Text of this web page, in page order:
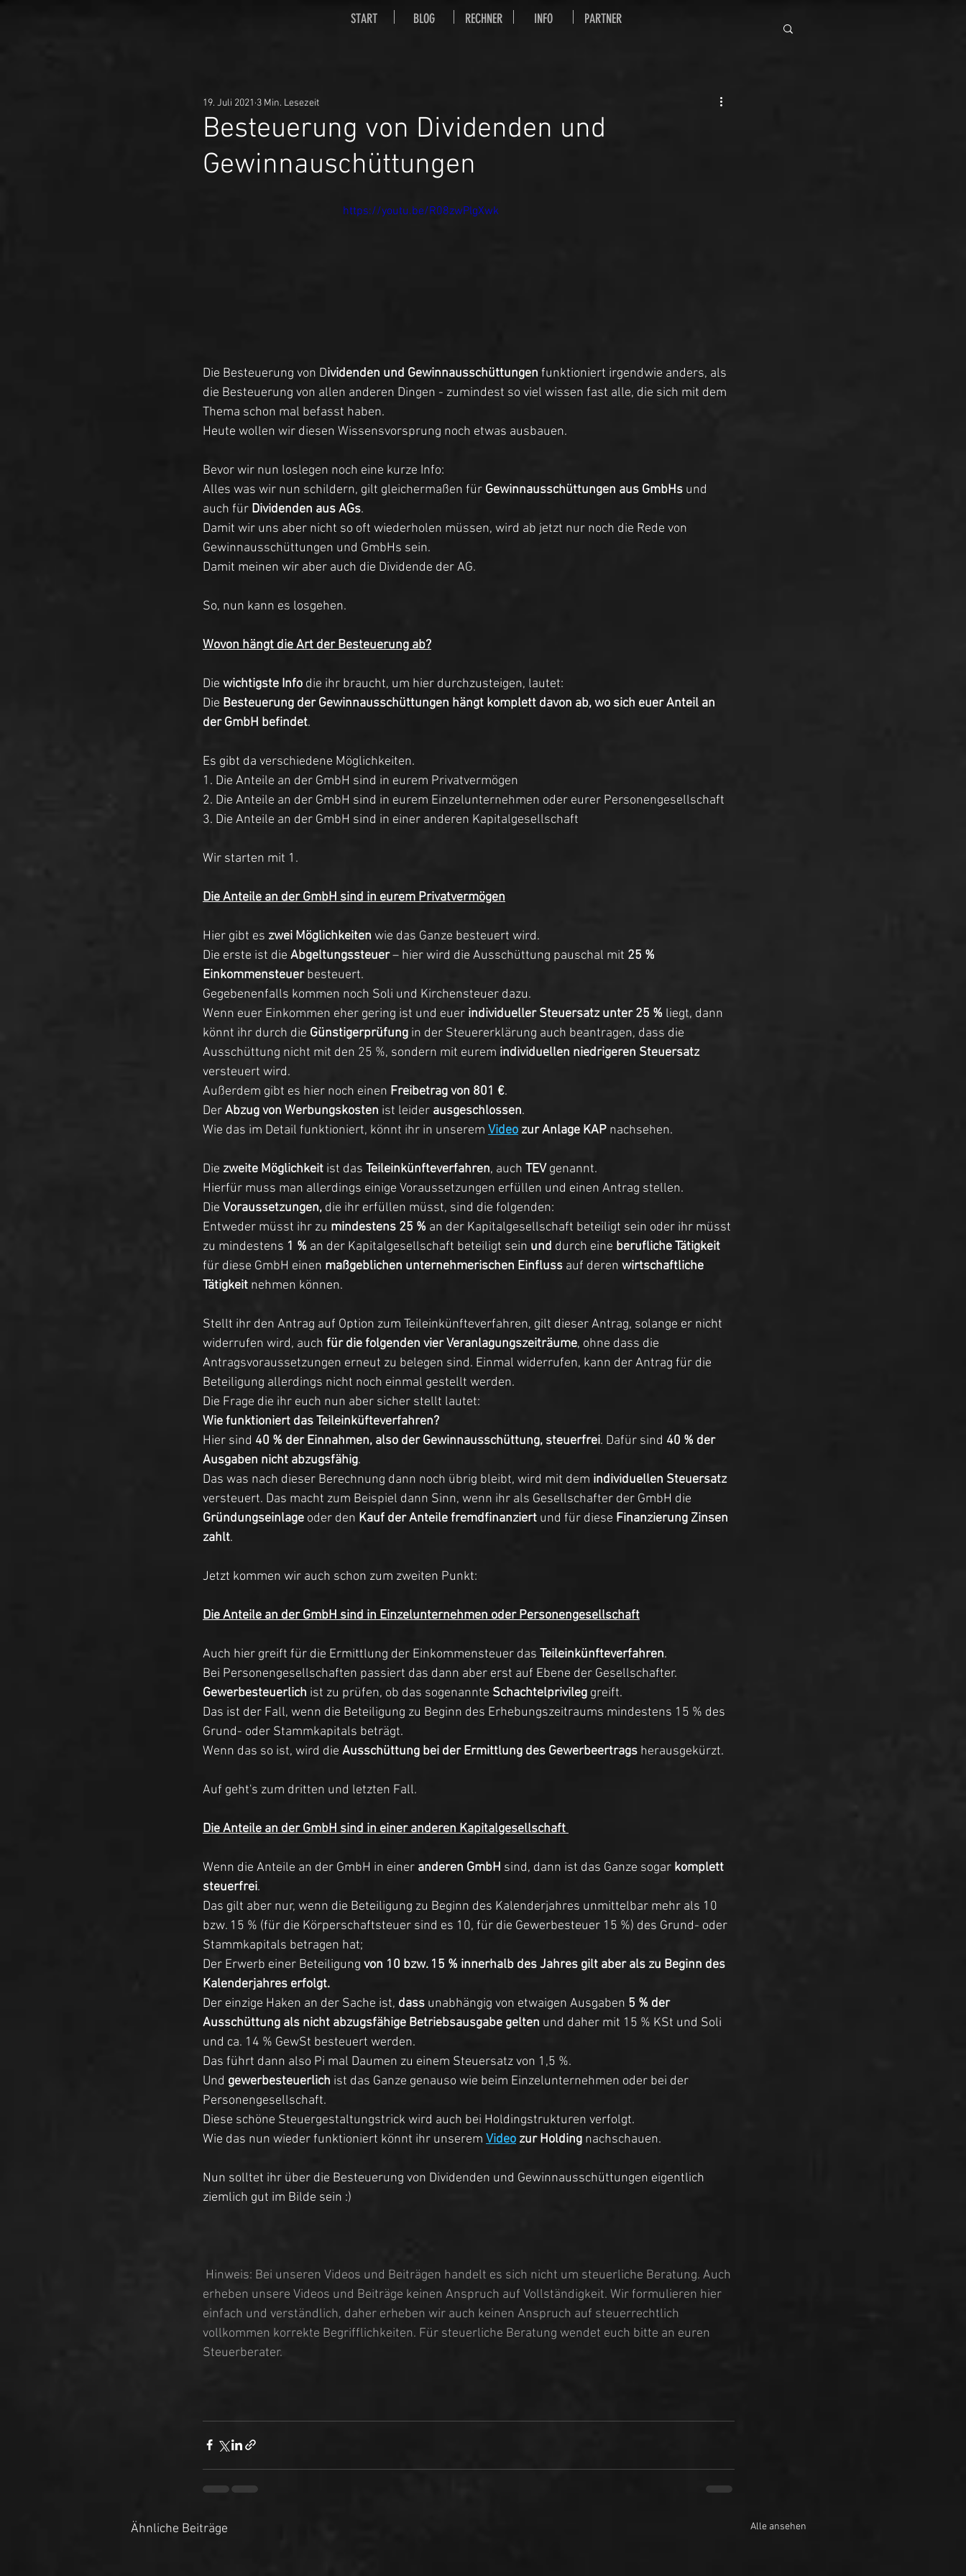
Besteuerung von Dividenden und
Gewinnauschüttungen
19. Juli 2021 3 Min. Lesezeit
https://youtu.be/R08zwPlgXwk
Die Besteuerung von Dividenden und Gewinnausschüttungen funktioniert irgendwie anders, als
die Besteuerung von allen anderen Dingen - zumindest so viel wissen fast alle, die sich mit dem
Thema schon mal befasst haben.
Heute wollen wir diesen Wissensvorsprung noch etwas ausbauen.
Bevor wir nun loslegen noch eine kurze Info:
Alles was wir nun schildern, gilt gleichermaßen für Gewinnausschüttungen aus GmbHs und
auch für Dividenden aus AGs.
Damit wir uns aber nicht so oft wiederholen müssen, wird ab jetzt nur noch die Rede von
Gewinnausschüttungen und GmbHs sein.
Damit meinen wir aber auch die Dividende der AG.
So, nun kann es losgehen.
Wovon hängt die Art der Besteuerung ab?
Die wichtigste Info die ihr braucht, um hier durchzusteigen, lautet:
Die Besteuerung der Gewinnausschüttungen hängt komplett davon ab, wo sich euer Anteil an
der GmbH befindet.
Es gibt da verschiedene Möglichkeiten.
1. Die Anteile an der GmbH sind in eurem Privatvermögen
2. Die Anteile an der GmbH sind in eurem Einzelunternehmen oder eurer Personengesellschaft
3. Die Anteile an der GmbH sind in einer anderen Kapitalgesellschaft
Wir starten mit 1.
Die Anteile an der GmbH sind in eurem Privatvermögen
Hier gibt es zwei Möglichkeiten wie das Ganze besteuert wird.
Die erste ist die Abgeltungssteuer – hier wird die Ausschüttung pauschal mit 25 %
Einkommensteuer besteuert.
Gegebenenfalls kommen noch Soli und Kirchensteuer dazu.
Wenn euer Einkommen eher gering ist und euer individueller Steuersatz unter 25 % liegt, dann
könnt ihr durch die Günstigerprüfung in der Steuererklärung auch beantragen, dass die
Ausschüttung nicht mit den 25 %, sondern mit eurem individuellen niedrigeren Steuersatz
versteuert wird.
Außerdem gibt es hier noch einen Freibetrag von 801 €.
Der Abzug von Werbungskosten ist leider ausgeschlossen.
Wie das im Detail funktioniert, könnt ihr in unserem Video zur Anlage KAP nachsehen.
Die zweite Möglichkeit ist das Teileinkünfteverfahren, auch TEV genannt.
Hierfür muss man allerdings einige Voraussetzungen erfüllen und einen Antrag stellen.
Die Voraussetzungen, die ihr erfüllen müsst, sind die folgenden:
Entweder müsst ihr zu mindestens 25 % an der Kapitalgesellschaft beteiligt sein oder ihr müsst
zu mindestens 1 % an der Kapitalgesellschaft beteiligt sein und durch eine berufliche Tätigkeit
für diese GmbH einen maßgeblichen unternehmerischen Einfluss auf deren wirtschaftliche
Tätigkeit nehmen können.
Stellt ihr den Antrag auf Option zum Teileinkünfteverfahren, gilt dieser Antrag, solange er nicht
widerrufen wird, auch für die folgenden vier Veranlagungszeiträume, ohne dass die
Antragsvoraussetzungen erneut zu belegen sind. Einmal widerrufen, kann der Antrag für die
Beteiligung allerdings nicht noch einmal gestellt werden.
Die Frage die ihr euch nun aber sicher stellt lautet:
Wie funktioniert das Teileinküfteverfahren?
Hier sind 40 % der Einnahmen, also der Gewinnausschüttung, steuerfrei. Dafür sind 40 % der
Ausgaben nicht abzugsfähig.
Das was nach dieser Berechnung dann noch übrig bleibt, wird mit dem individuellen Steuersatz
versteuert. Das macht zum Beispiel dann Sinn, wenn ihr als Gesellschafter der GmbH die
Gründungseinlage oder den Kauf der Anteile fremdfinanziert und für diese Finanzierung Zinsen
zahlt.
Jetzt kommen wir auch schon zum zweiten Punkt:
Die Anteile an der GmbH sind in Einzelunternehmen oder Personengesellschaft
Auch hier greift für die Ermittlung der Einkommensteuer das Teileinkünfteverfahren.
Bei Personengesellschaften passiert das dann aber erst auf Ebene der Gesellschafter.
Gewerbesteuerlich ist zu prüfen, ob das sogenannte Schachtelprivileg greift.
Das ist der Fall, wenn die Beteiligung zu Beginn des Erhebungszeitraums mindestens 15 % des
Grund- oder Stammkapitals beträgt.
Wenn das so ist, wird die Ausschüttung bei der Ermittlung des Gewerbeertrags herausgekürzt.
Auf geht's zum dritten und letzten Fall.
Die Anteile an der GmbH sind in einer anderen Kapitalgesellschaft
Wenn die Anteile an der GmbH in einer anderen GmbH sind, dann ist das Ganze sogar komplett
steuerfrei.
Das gilt aber nur, wenn die Beteiligung zu Beginn des Kalenderjahres unmittelbar mehr als 10
bzw. 15 % (für die Körperschaftsteuer sind es 10, für die Gewerbesteuer 15 %) des Grund- oder
Stammkapitals betragen hat;
Der Erwerb einer Beteiligung von 10 bzw. 15 % innerhalb des Jahres gilt aber als zu Beginn des
Kalenderjahres erfolgt.
Der einzige Haken an der Sache ist, dass unabhängig von etwaigen Ausgaben 5 % der
Ausschüttung als nicht abzugsfähige Betriebsausgabe gelten und daher mit 15 % KSt und Soli
und ca. 14 % GewSt besteuert werden.
Das führt dann also Pi mal Daumen zu einem Steuersatz von 1,5 %.
Und gewerbesteuerlich ist das Ganze genauso wie beim Einzelunternehmen oder bei der
Personengesellschaft.
Diese schöne Steuergestaltungstrick wird auch bei Holdingstrukturen verfolgt.
Wie das nun wieder funktioniert könnt ihr unserem Video zur Holding nachschauen.
Nun solltet ihr über die Besteuerung von Dividenden und Gewinnausschüttungen eigentlich
ziemlich gut im Bilde sein :)
Hinweis: Bei unseren Videos und Beiträgen handelt es sich nicht um steuerliche Beratung. Auch
erheben unsere Videos und Beiträge keinen Anspruch auf Vollständigkeit. Wir formulieren hier
einfach und verständlich, daher erheben wir auch keinen Anspruch auf steuerrechtlich
vollkommen korrekte Begrifflichkeiten. Für steuerliche Beratung wendet euch bitte an euren
Steuerberater.
Ähnliche Beiträge Alle ansehen
START BLOG RECHNER INFO PARTNER